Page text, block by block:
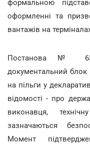
формальною
оформленні та
вантажів на
Постанова №
документальний блок
на пільги у
відомості - про
виконавця,
зазначаються
Момент